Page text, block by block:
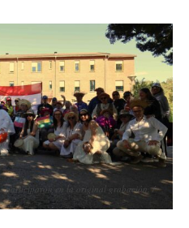
participaron en la original grabación. /